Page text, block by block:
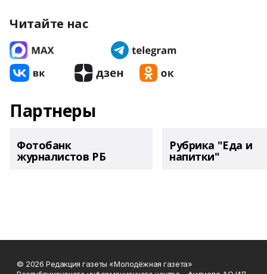
Читайте нас
Партнеры
Фотобанк
журналистов РБ
Рубрика "Еда и
напитки"
© 2026 Редакция газеты «Молодёжная газета»